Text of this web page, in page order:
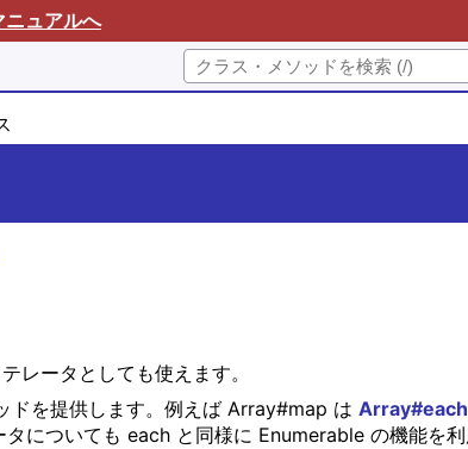
ュアルへ
レータとしても使えます。
ドを提供します。例えば Array#map は Array#each
についても each と同様に Enumerable の機能を利